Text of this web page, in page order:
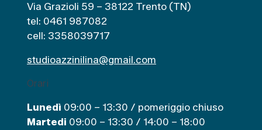
Via Grazioli 59 – 38122 Trento (TN)
tel: 0461 987082
cell: 3358039717
studioazzinilina@gmail.com
Orari
Lunedì 09:00 – 13:30 / pomeriggio chiuso
Martedi 09:00 – 13:30 / 14:00 – 18:00